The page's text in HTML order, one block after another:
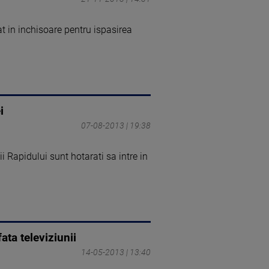
in inchisoare pentru ispasirea
07-08-2013 | 19:38
Rapidului sunt hotarati sa intre in
televiziunii
14-05-2013 | 13:40